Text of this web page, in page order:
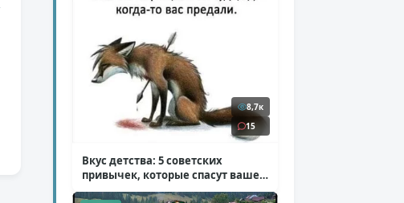
8,7к
15
Вкус детства: 5 советских
привычек, которые спасут ваше
здоровье( 2 фото )